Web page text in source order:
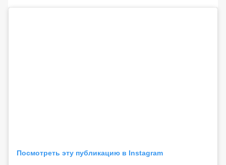
Посмотреть эту публикацию в Instagram